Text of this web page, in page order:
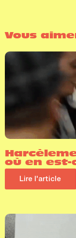
Vous
où en est-
Lire l'article